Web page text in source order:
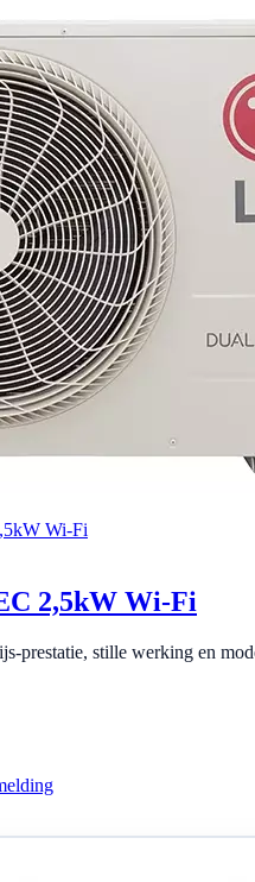
Wi-Fi
2,5kW Wi-Fi
prestatie, stille werking en